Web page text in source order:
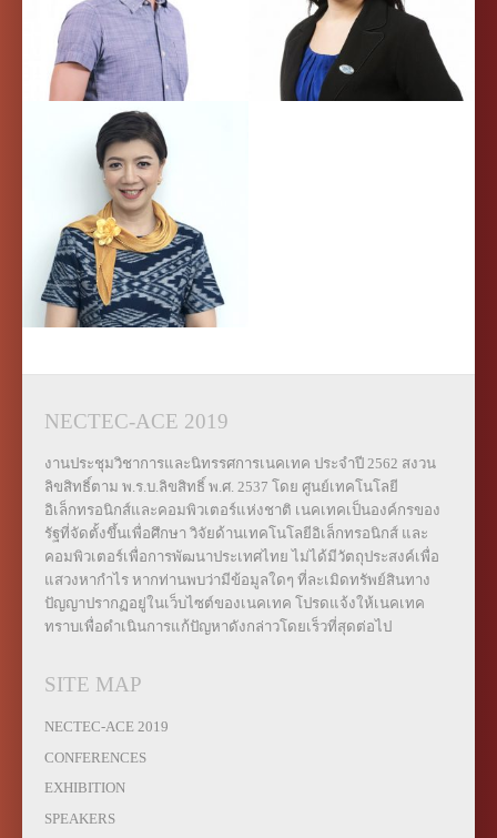
NECTEC-ACE 2019
งานประชุมวิชาการและนิทรรศการเนคเทค ประจำปี 2562 สงวน
ลิขสิทธิ์ตาม พ.ร.บ.ลิขสิทธิ์ พ.ศ. 2537 โดย ศูนย์เทคโนโลยี
อิเล็กทรอนิกส์และคอมพิวเตอร์แห่งชาติ เนคเทคเป็นองค์กรของ
รัฐที่จัดตั้งขึ้นเพื่อศึกษา วิจัยด้านเทคโนโลยีอิเล็กทรอนิกส์ และ
คอมพิวเตอร์เพื่อการพัฒนาประเทศไทย ไม่ได้มีวัตถุประสงค์เพื่อ
แสวงหากำไร หากท่านพบว่ามีข้อมูลใดๆ ที่ละเมิดทรัพย์สินทาง
ปัญญาปรากฏอยู่ในเว็บไซต์ของเนคเทค โปรดแจ้งให้เนคเทค
ทราบเพื่อดำเนินการแก้ปัญหาดังกล่าวโดยเร็วที่สุดต่อไป
SITE MAP
NECTEC-ACE 2019
CONFERENCES
EXHIBITION
SPEAKERS